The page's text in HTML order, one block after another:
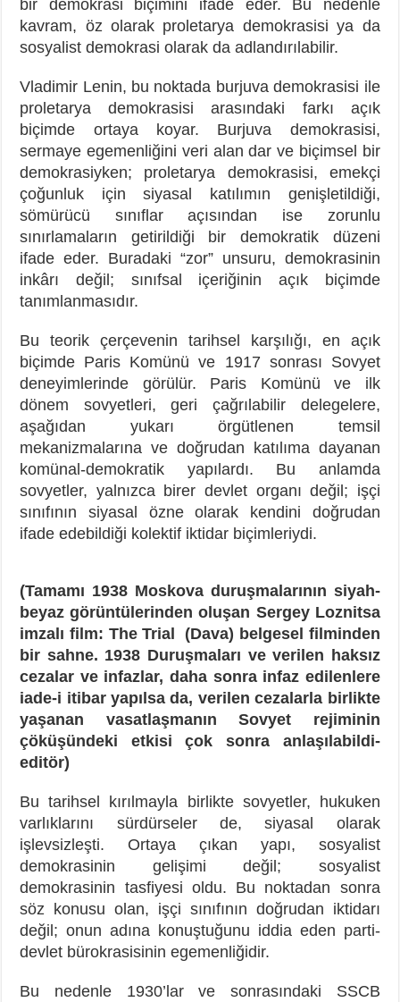
bir demokrasi biçimini ifade eder. Bu nedenle
kavram, öz olarak proletarya demokrasisi ya da
sosyalist demokrasi olarak da adlandırılabilir.
Vladimir Lenin, bu noktada burjuva demokrasisi ile
proletarya demokrasisi arasındaki farkı açık
biçimde ortaya koyar. Burjuva demokrasisi,
sermaye egemenliğini veri alan dar ve biçimsel bir
demokrasiyken; proletarya demokrasisi, emekçi
çoğunluk için siyasal katılımın genişletildiği,
sömürücü sınıflar açısından ise zorunlu
sınırlamaların getirildiği bir demokratik düzeni
ifade eder. Buradaki “zor” unsuru, demokrasinin
inkârı değil; sınıfsal içeriğinin açık biçimde
tanımlanmasıdır.
Bu teorik çerçevenin tarihsel karşılığı, en açık
biçimde Paris Komünü ve 1917 sonrası Sovyet
deneyimlerinde görülür. Paris Komünü ve ilk
dönem sovyetleri, geri çağrılabilir delegelere,
aşağıdan yukarı örgütlenen temsil
mekanizmalarına ve doğrudan katılıma dayanan
komünal-demokratik yapılardı. Bu anlamda
sovyetler, yalnızca birer devlet organı değil; işçi
sınıfının siyasal özne olarak kendini doğrudan
ifade edebildiği kolektif iktidar biçimleriydi.
(Tamamı 1938 Moskova duruşmalarının siyah-
beyaz görüntülerinden oluşan Sergey Loznitsa
imzalı film: The Trial (Dava) belgesel filminden
bir sahne. 1938 Duruşmaları ve verilen haksız
cezalar ve infazlar, daha sonra infaz edilenlere
iade-i itibar yapılsa da, verilen cezalarla birlikte
yaşanan vasatlaşmanın Sovyet rejiminin
çöküşündeki etkisi çok sonra anlaşılabildi-
editör)
Bu tarihsel kırılmayla birlikte sovyetler, hukuken
varlıklarını sürdürseler de, siyasal olarak
işlevsizleşti. Ortaya çıkan yapı, sosyalist
demokrasinin gelişimi değil; sosyalist
demokrasinin tasfiyesi oldu. Bu noktadan sonra
söz konusu olan, işçi sınıfının doğrudan iktidarı
değil; onun adına konuştuğunu iddia eden parti-
devlet bürokrasisinin egemenliğidir.
Bu nedenle 1930’lar ve sonrasındaki SSCB